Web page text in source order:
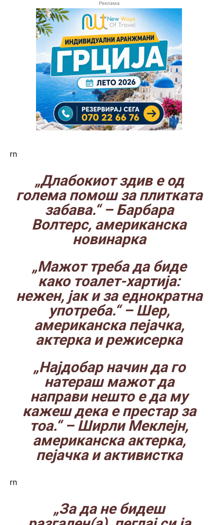
Реклама
rn
„Длабокиот здив е од
голема помош за плитката
забава.“– Барбара
Волтерс, американска
новинарка
„Мажот треба да биде
како тоалет-хартија:
нежен, јак и за еднократна
употреба.“– Шер,
американска пејачка,
актерка и режисерка
„Најдобар начин да го
натераш мажот да
направи нешто е да му
кажеш дека е престар за
тоа.“– Ширли Меклејн,
американска актерка,
пејачка и активистка
rn
„За да не бидеш